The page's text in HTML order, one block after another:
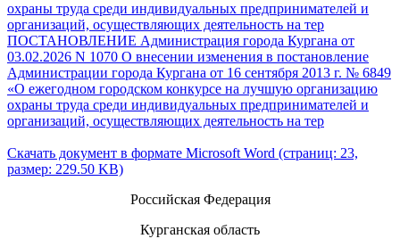
охраны труда среди индивидуальных предпринимателей и
организаций, осуществляющих деятельность на тер
ПОСТАНОВЛЕНИЕ Администрация города Кургана от
03.02.2026 N 1070 О внесении изменения в постановление
Администрации города Кургана от 16 сентября 2013 г. № 6849
«О ежегодном городском конкурсе на лучшую организацию
охраны труда среди индивидуальных предпринимателей и
организаций, осуществляющих деятельность на тер
Скачать документ в формате Microsoft Word (страниц: 23,
размер: 229.50 KB)
Российская Федерация
Курганская область